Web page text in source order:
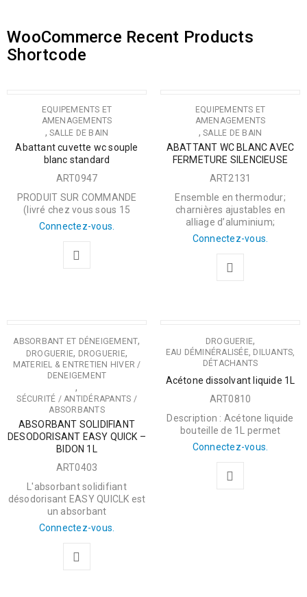
WooCommerce Recent Products
Shortcode
EQUIPEMENTS ET
AMENAGEMENTS
,SALLE DE BAIN
Abattant cuvette wc souple
blanc standard
ART0947
PRODUIT SUR COMMANDE
(livré chez vous sous 15
Connectez-vous.
EQUIPEMENTS ET
AMENAGEMENTS
,SALLE DE BAIN
ABATTANT WC BLANC AVEC
FERMETURE SILENCIEUSE
ART2131
Ensemble en thermodur;
charnières ajustables en
alliage d’aluminium;
Connectez-vous.
ABSORBANT ET DÉNEIGEMENT,
DROGUERIE, DROGUERIE,
MATERIEL & ENTRETIEN HIVER /
DENEIGEMENT
,
SÉCURITÉ / ANTIDÉRAPANTS /
ABSORBANTS
ABSORBANT SOLIDIFIANT
DESODORISANT EASY QUICK –
BIDON 1L
ART0403
L'absorbant solidifiant
désodorisant EASY QUICLK est
un absorbant
Connectez-vous.
DROGUERIE,
EAU DÉMINÉRALISÉE, DILUANTS,
DÉTACHANTS
Acétone dissolvant liquide 1L
ART0810
Description : Acétone liquide
bouteille de 1L permet
Connectez-vous.